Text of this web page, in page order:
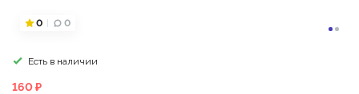
0 0
Есть в наличии
160 ₽